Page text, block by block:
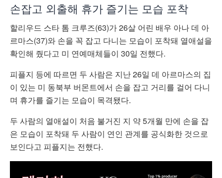
손잡고 외출해 휴가 즐기는 모습 포착
할리우드 스타 톰 크루즈(63)가 26살 어린 배우 아나 데 아
르마스(37)와 손을 꼭 잡고 다니는 모습이 포착돼 열애설을
확인해 줬다고 미 연예매체들이 30일 전했다.
피플지 등에 따르면 두 사람은 지난 26일 데 아르마스의 집
이 있는 미 동북부 버몬트에서 손을 잡고 거리를 걸어 다니
며 휴가를 즐기는 모습이 목격됐다.
두 사람의 열애설이 처음 불거진 지 약 5개월 만에 손을 잡
은 모습이 포착돼 두 사람이 연인 관계를 공식화한 것으로
보인다고 피플지는 전했다.